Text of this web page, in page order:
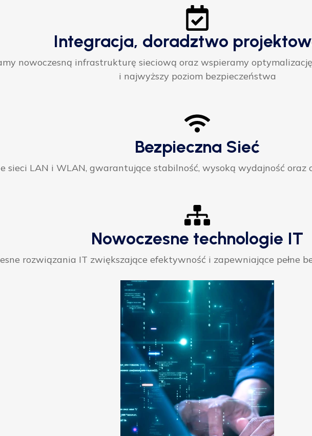
Integracja, doradztwo
nowoczesną infrastrukturę sieciową oraz wspieramy
i najwyższy poziom bezpieczeństwa
Bezpieczna Sieć
sieci LAN i WLAN, gwarantujące stabilność, wysoką wydajność oraz
Nowoczesne technologie IT
rozwiązania IT zwiększające efektywność i zapewniające pełne